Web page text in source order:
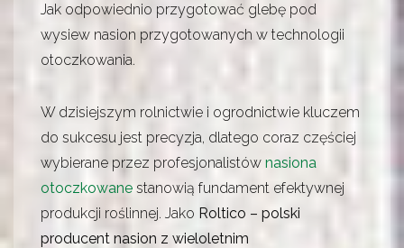
Jak odpowiednio przygotować glebę pod
wysiew nasion przygotowanych w technologii
otoczkowania.
W dzisiejszym rolnictwie i ogrodnictwie kluczem
do sukcesu jest precyzja, dlatego coraz częściej
wybierane przez profesjonalistów nasiona
otoczkowane stanowią fundament efektywnej
produkcji roślinnej. Jako Roltico – polski
producent nasion z wieloletnim